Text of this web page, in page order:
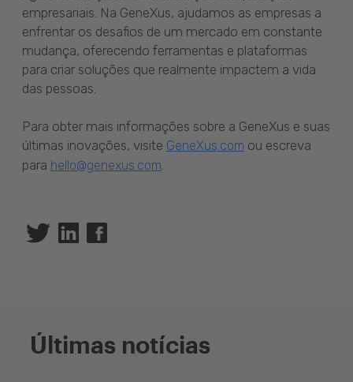
empresariais. Na GeneXus, ajudamos as empresas a
enfrentar os desafios de um mercado em constante
mudança, oferecendo ferramentas e plataformas
para criar soluções que realmente impactem a vida
das pessoas.
Para obter mais informações sobre a GeneXus e suas
últimas inovações, visite GeneXus.com ou escreva
para hello@genexus.com
Twitter Linkedin
Últimas notícias